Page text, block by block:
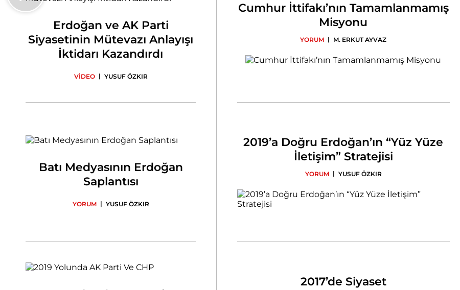
Erdoğan ve AK Parti
Siyasetinin Mütevazı Anlayışı
İktidarı Kazandırdı
VİDEO | YUSUF ÖZKIR
Cumhur İttifakı’nın Tamamlanmamış
Misyonu
YORUM | M. ERKUT AYVAZ
Batı Medyasının Erdoğan
Saplantısı
YORUM | YUSUF ÖZKIR
2019’a Doğru Erdoğan’ın “Yüz Yüze
İletişim” Stratejisi
YORUM | YUSUF ÖZKIR
2017’de Siyaset